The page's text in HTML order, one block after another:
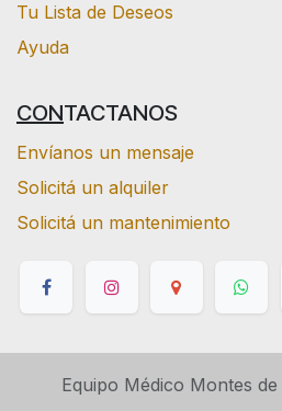
Tu Lista de Deseos
Ayuda
CONTACTANOS
Envíanos un mensaje
Solicitá un alquiler
Solicitá un mantenimiento
Equipo Médico Montes